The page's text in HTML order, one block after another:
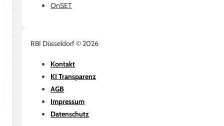
OnSET
RBI Düsseldorf © 2026
Kontakt
KI Transparenz
AGB
Impressum
Datenschutz